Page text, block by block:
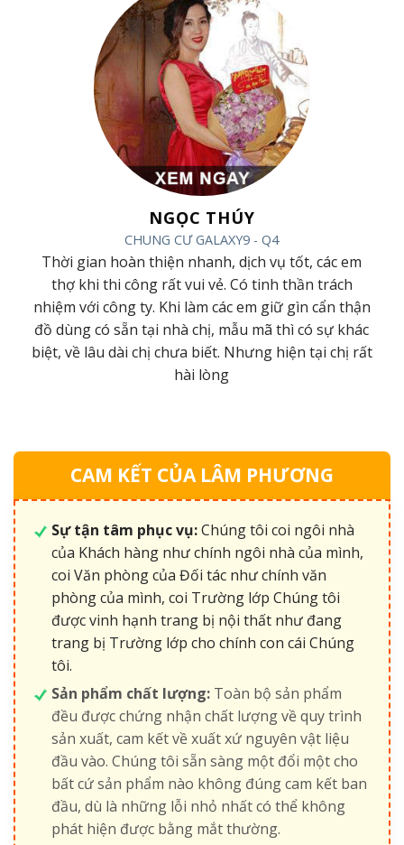
NGỌC THÚY
CHUNG CƯ GALAXY9 - Q4
Thời gian hoàn thiện nhanh, dịch vụ tốt, các em
thợ khi thi công rất vui vẻ. Có tinh thần trách
nhiệm với công ty. Khi làm các em giữ gìn cẩn thận
đồ dùng có sẵn tại nhà chị, mẫu mã thì có sự khác
biệt, về lâu dài chị chưa biết. Nhưng hiện tại chị rất
hài lòng
CAM KẾT CỦA LÂM PHƯƠNG
Sự tận tâm phục vụ:Chúng tôi coi ngôi nhà
của Khách hàng như chính ngôi nhà của mình,
coi Văn phòng của Đối tác như chính văn
phòng của mình, coi Trường lớp Chúng tôi
được vinh hạnh trang bị nội thất như đang
trang bị Trường lớp cho chính con cái Chúng
tôi.
Sản phẩm chất lượng: Toàn bộ sản phẩm
đều được chứng nhận chất lượng về quy trình
sản xuất, cam kết về xuất xứ nguyên vật liệu
đầu vào. Chúng tôi sẵn sàng một đổi một cho
bất cứ sản phẩm nào không đúng cam kết ban
đầu, dù là những lỗi nhỏ nhất có thể không
phát hiện được bằng mắt thường.